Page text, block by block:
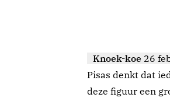
Knoek-koe 26
Pisas denkt dat
deze figuur een